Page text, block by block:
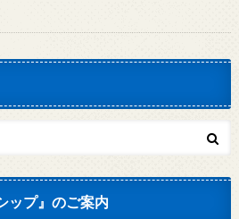
ップ』のご案内